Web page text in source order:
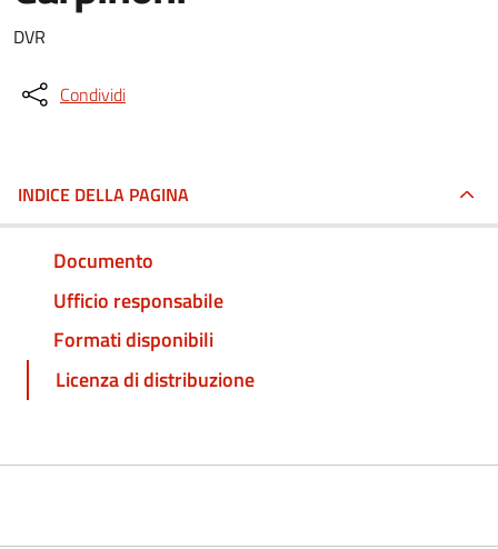
DVR
Condividi
INDICE DELLA PAGINA
Documento
Ufficio responsabile
Formati disponibili
Licenza di distribuzione